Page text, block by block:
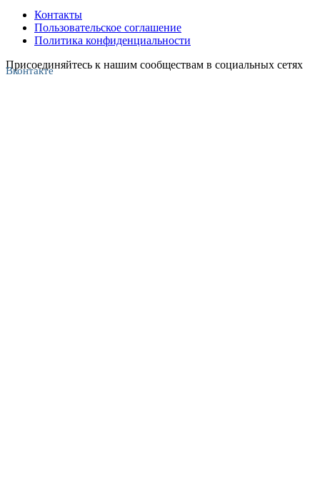
Контакты
Пользовательское соглашение
Политика конфиденциальности
Присоединяйтесь к нашим сообществам в социальных сетях
Вконтакте